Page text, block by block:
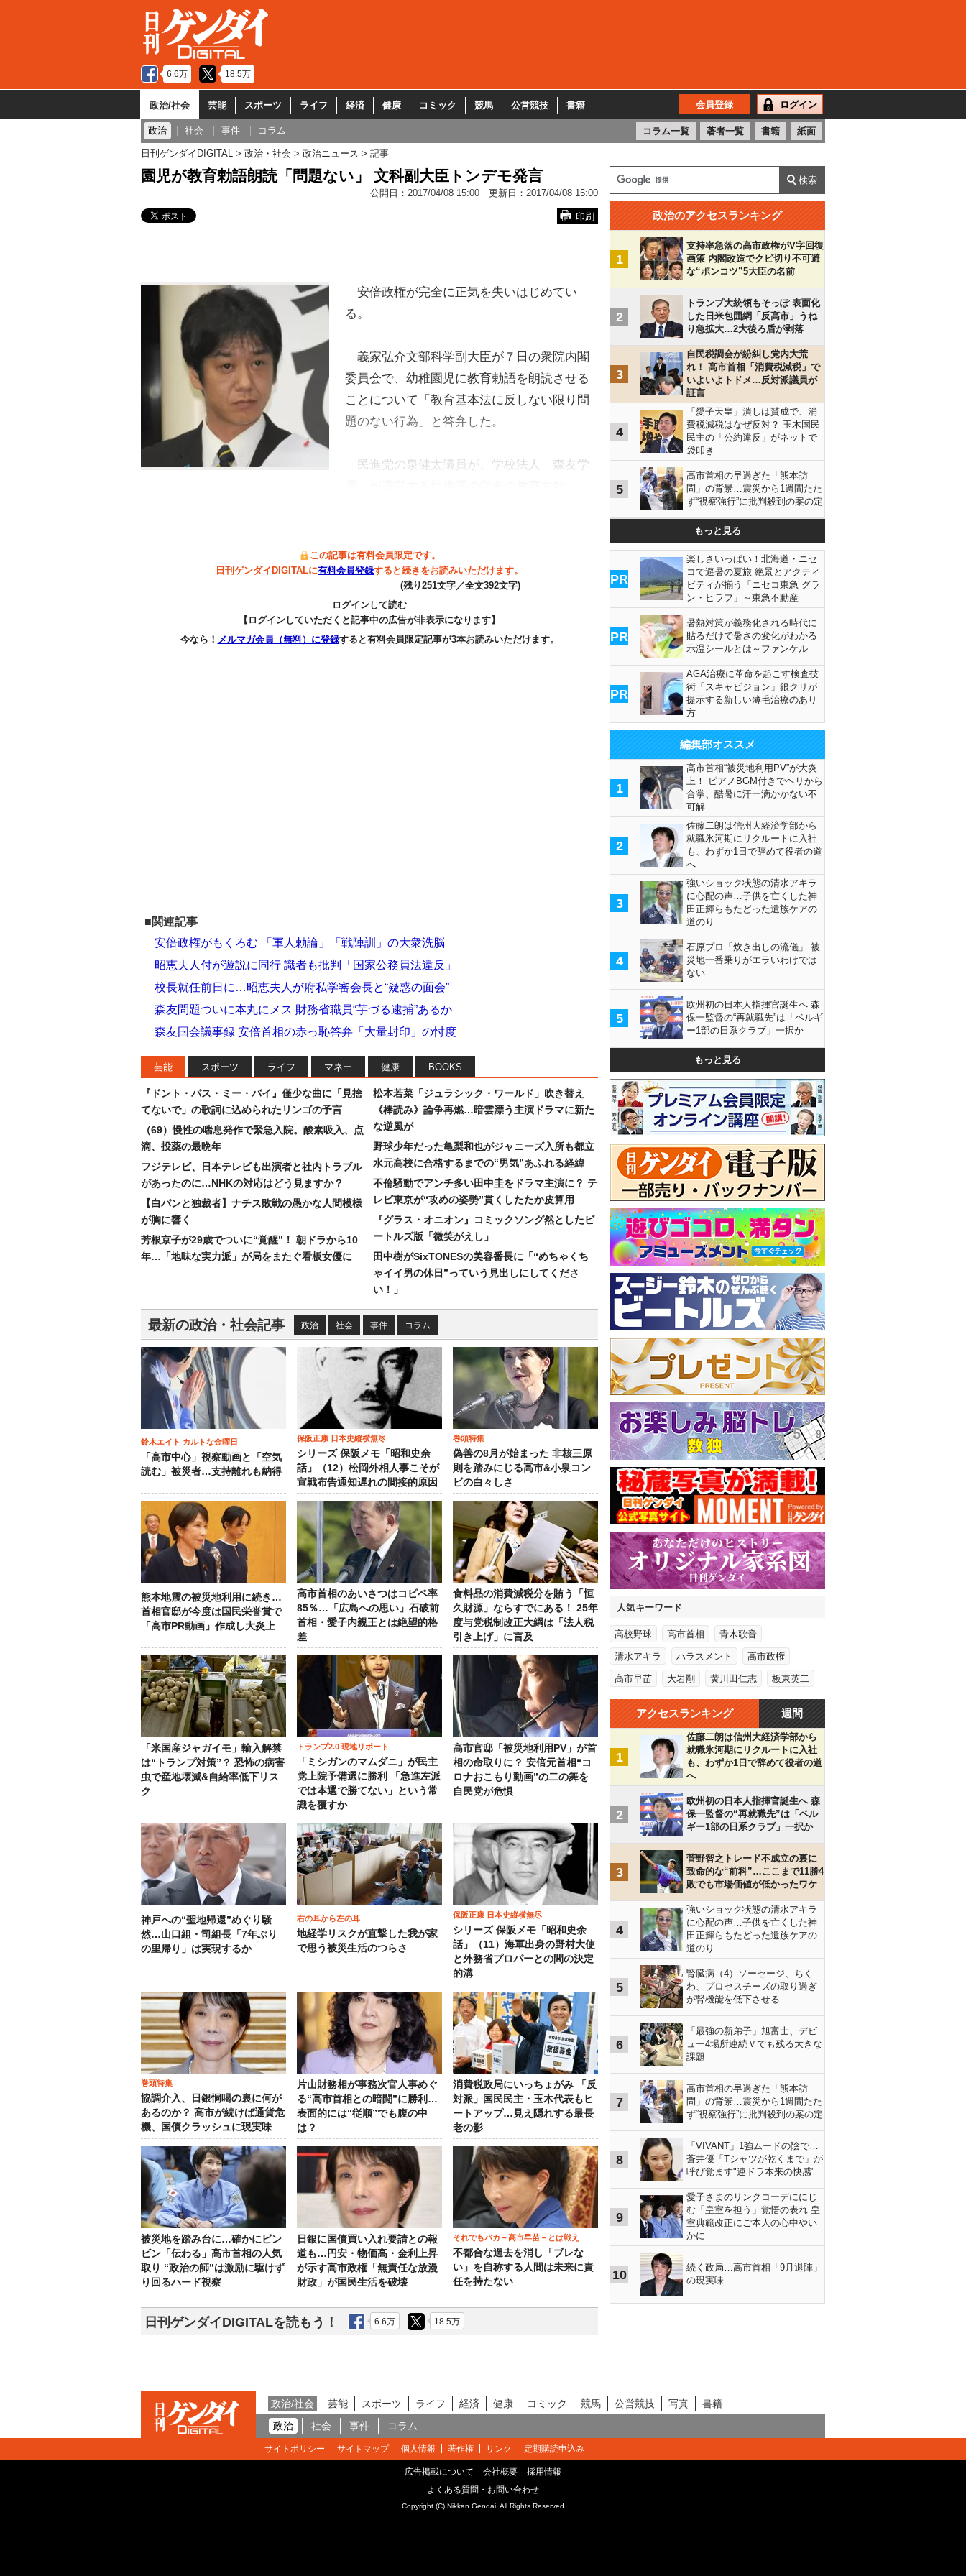
6.6万 18.5万
政治/社会 芸能 スポーツ ライフ 経済 健康 コミック 競馬 公営競技 書籍 会員登録 ログイン
政治 社会 事件 コラム コラム一覧 著者一覧 書籍 紙面
日刊ゲンダイDIGITAL 政治・社会 政治ニュース 記事
園児が教育勅語朗読「問題ない」 文科副大臣トンデモ発言
公開日： 2017/04/08 15:00 更新日： 2017/04/08 15:00
印刷
安倍政権が完全に正気を失いはじめてい
る。
義家弘介文部科学副大臣が７日の衆院内閣
委員会で、幼稚園児に教育勅語を朗読させる
ことについて「教育基本法に反しない限り問
題のない行為」と答弁した。
民進党の泉健太議員が、学校法人「森友学
この記事は有料会員限定です。
日刊ゲンダイDIGITALに有料会員登録すると続きをお読みいただけます。
(残り251文字／全文392文字)
ログインして読む
【ログインしていただくと記事中の広告が非表示になります】
今なら！ メルマガ会員（無料）に登録すると有料会員限定記事が3本お読みいただけます。
■関連記事
安倍政権がもくろむ 「軍人勅論」「戦陣訓」の大衆洗脳
昭恵夫人付が遊説に同行 識者も批判「国家公務員法違反」
校長就任前日に…昭恵夫人が府私学審会長と“疑惑の面会”
森友問題ついに本丸にメス 財務省職員“芋づる逮捕”あるか
森友国会議事録 安倍首相の赤っ恥答弁「大量封印」の忖度
芸能 スポーツ ライフ マネー 健康 BOOKS
『ドント・パス・ミー・バイ』僅少な曲に「見捨
てないで」の歌詞に込められたリンゴの予言
（69）慢性の喘息発作で緊急入院。酸素吸入、点
滴、投薬の最晩年
フジテレビ、日本テレビも出演者と社内トラブル
があったのに…NHKの対応はどう見ますか？
【白パンと独裁者】ナチス敗戦の愚かな人間模様
が胸に響く
芳根京子が29歳でついに“覚醒”！ 朝ドラから10
年…「地味な実力派」が局をまたぐ看板女優に
松本若菜「ジュラシック・ワールド」吹き替え
《棒読み》論争再燃…暗雲漂う主演ドラマに新た
な逆風が
野球少年だった亀梨和也がジャニーズ入所も都立
水元高校に合格するまでの“男気”あふれる経緯
不倫騒動でアンチ多い田中圭をドラマ主演に？ テ
レビ東京が“攻めの姿勢”貫くしたたか皮算用
『グラス・オニオン』コミックソング然としたビ
ートルズ版「微笑がえし」
田中樹がSixTONESの美容番長に「“めちゃくち
ゃイイ男の休日”っていう見出しにしてくださ
い！」
最新の政治・社会記事 政治 社会 事件 コラム
鈴木エイト カルトな金曜日
「高市中心」視察動画と「空気
読む」被災者…支持離れも納得
保阪正康 日本史縦横無尽
シリーズ 保阪メモ「昭和史余
話」（12）松岡外相人事こそが
宣戦布告通知遅れの間接的原因
巻頭特集
偽善の8月が始まった 非核三原
則を踏みにじる高市&小泉コン
ビの白々しさ
熊本地震の被災地利用に続き…
首相官邸が今度は国民栄誉賞で
「高市PR動画」作成し大炎上
高市首相のあいさつはコピペ率
85％…「広島への思い」石破前
首相・愛子内親王とは絶望的格
差
食料品の消費減税分を賄う「恒
久財源」ならすでにある！ 25年
度与党税制改正大綱は「法人税
引き上げ」に言及
「米国産ジャガイモ」輸入解禁
は“トランプ対策”？ 恐怖の病害
虫で産地壊滅&自給率低下リス
ク
トランプ2.0 現地リポート
「ミシガンのマムダニ」が民主
党上院予備選に勝利 「急進左派
では本選で勝てない」という常
識を覆すか
高市官邸「被災地利用PV」が首
相の命取りに？ 安倍元首相“コ
ロナおこもり動画”の二の舞を
自民党が危惧
神戸への“聖地帰還”めぐり騒
然…山口組・司組長「7年ぶり
の里帰り」は実現するか
右の耳から左の耳
地経学リスクが直撃した我が家
で思う被災生活のつらさ
保阪正康 日本史縦横無尽
シリーズ 保阪メモ「昭和史余
話」（11）海軍出身の野村大使
と外務省プロパーとの間の決定
的溝
巻頭特集
協調介入、日銀恫喝の裏に何が
あるのか？ 高市が続けば通貨危
機、国債クラッシュに現実味
片山財務相が事務次官人事めぐ
る“高市首相との暗闘”に勝利…
表面的には“従順”でも腹の中
は？
消費税政局にいっちょがみ 「反
対派」国民民主・玉木代表もヒ
ートアップ…見え隠れする最長
老の影
被災地を踏み台に…確かにビン
ビン「伝わる」高市首相の人気
取り “政治の師”は激励に駆けず
り回るハード視察
日銀に国債買い入れ要請との報
道も…円安・物価高・金利上昇
が示す高市政権「無責任な放漫
財政」が国民生活を破壊
それでもバカ－高市早苗－とは戦え
不都合な過去を消し「ブレな
い」を自称する人間は未来に責
任を持たない
日刊ゲンダイDIGITALを読もう！ 6.6万 18.5万
政治のアクセスランキング
1
支持率急落の高市政権がV字回復
画策 内閣改造でクビ切り不可避
な“ポンコツ”5大臣の名前
2
トランプ大統領もそっぽ 表面化
した日米包囲網「反高市」うね
り急拡大…2大後ろ盾が剥落
3
自民税調会が紛糾し党内大荒
れ！ 高市首相「消費税減税」で
いよいよトドメ…反対派議員が
証言
4
「愛子天皇」潰しは賛成で、消
費税減税はなぜ反対？ 玉木国民
民主の「公約違反」がネットで
袋叩き
5
高市首相の早過ぎた「熊本訪
問」の背景…震災から1週間たた
ず“視察強行”に批判殺到の案の定
もっと見る
PR
楽しさいっぱい！北海道・ニセ
コで避暑の夏旅 絶景とアクティ
ビティが揃う「ニセコ東急 グラ
ン・ヒラフ」～東急不動産
PR
暑熱対策が義務化される時代に
貼るだけで暑さの変化がわかる
示温シールとは～ファンケル
PR
AGA治療に革命を起こす検査技
術「スキャビジョン」銀クリが
提示する新しい薄毛治療のあり
方
編集部オススメ
1
高市首相“被災地利用PV”が大炎
上！ ピアノBGM付きでヘリから
合掌、酷暑に汗一滴かかない不
可解
2
佐藤二朗は信州大経済学部から
就職氷河期にリクルートに入社
も、わずか1日で辞めて役者の道
へ
3
強いショック状態の清水アキラ
に心配の声…子供を亡くした神
田正輝らもたどった遺族ケアの
道のり
4
石原プロ「炊き出しの流儀」 被
災地一番乗りがエラいわけでは
ない
5
欧州初の日本人指揮官誕生へ 森
保一監督の“再就職先”は「ベルギ
ー1部の日系クラブ」一択か
もっと見る
人気キーワード
高校野球 高市首相 青木歌音
清水アキラ ハラスメント 高市政権
高市早苗 大岩剛 黄川田仁志 板東英二
アクセスランキング 週間
1
佐藤二朗は信州大経済学部から
就職氷河期にリクルートに入社
も、わずか1日で辞めて役者の道
へ
2
欧州初の日本人指揮官誕生へ 森
保一監督の“再就職先”は「ベル
ギー1部の日系クラブ」一択か
3
菅野智之トレード不成立の裏に
致命的な“前科”…ここまで11勝4
敗でも市場価値が低かったワケ
4
強いショック状態の清水アキラ
に心配の声…子供を亡くした神
田正輝らもたどった遺族ケアの
道のり
5
腎臓病（4）ソーセージ、ちく
わ、プロセスチーズの取り過ぎ
が腎機能を低下させる
6
「最強の新弟子」旭富士、デビ
ュー4場所連続Ｖでも残る大きな
課題
7
高市首相の早過ぎた「熊本訪
問」の背景…震災から1週間たた
ず“視察強行”に批判殺到の案の定
8
「VIVANT」1強ムードの陰で…
蒼井優「Tシャツが乾くまで」が
呼び覚ます"連ドラ本来の快感"
9
愛子さまのリンクコーデににじ
む「皇室を担う」覚悟の表れ 皇
室典範改正にご本人の心中やい
かに
10
続く政局…高市首相「9月退陣」
の現実味
政治/社会 芸能 スポーツ ライフ 経済 健康 コミック 競馬 公営競技 写真
書籍
政治
社会 事件 コラム
サイトポリシー サイトマップ 個人情報 著作権 リンク 定期購読申込み
広告掲載について 会社概要
採用情報
よくある質問・お問い合わせ
Copyright (C) Nikkan Gendai. All Rights Reserved